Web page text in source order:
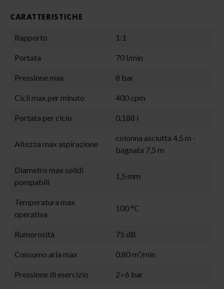
CARATTERISTICHE
Rapporto 1:1
Portata 70 l/min
Pressione max 8 bar
Cicli max per minuto 400 cpm
Portata per ciclo 0,188 l
Altezza max aspirazione
colonna asciutta 4,5 m -
bagnata 7,5 m
Diametro max solidi
pompabili
1,5 mm
Temperatura max
operativa
100 °C
Rumorosità 75 dB
Consumo aria max 0,80 m³/min
Pressione di esercizio 2÷6 bar